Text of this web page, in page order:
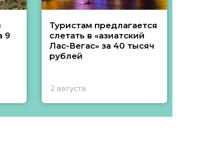
9
Туристам предлагается
слетать в «азиатский
Лас-Вегас» за 40 тысяч
рублей
2 августа